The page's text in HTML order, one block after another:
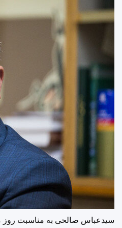
سیدعباس صالحی به مناسبت روز